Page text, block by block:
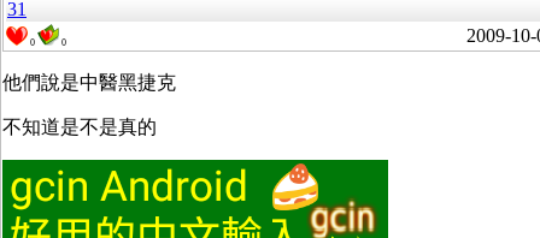
31
0 0 2009-10-
他們說是中醫黑捷克
不知道是不是真的